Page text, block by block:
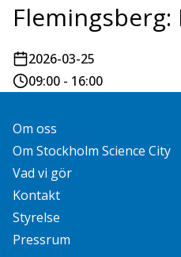
Flemingsberg:
2026-03-25
09:00 - 16:00
Om oss
Om Stockholm Science City
Vad vi gör
Kontakt
Styrelse
Pressrum